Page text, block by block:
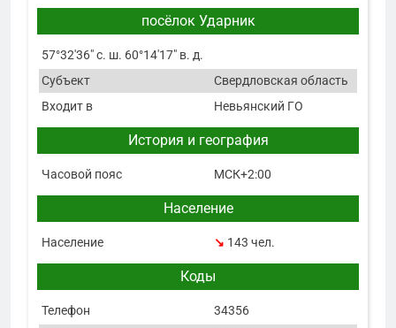
посёлок Ударник
57°32′36″ с. ш. 60°14′17″ в. д.
Субъект
Свердловская область
Входит в
Невьянский ГО
История и география
Часовой пояс МСК+2:00
Население
Население ↘ 143 чел.
Коды
Телефон
34356